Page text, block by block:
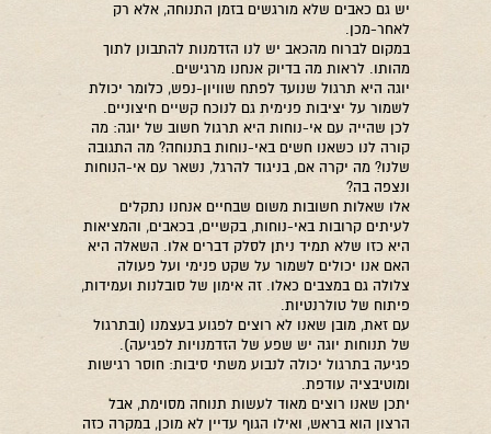
יש גם כאבים שלא מורגשים בזמן התנוחה, אלא רק
לאחר-מכן.
במקום לברוח מהכאב יש לנו הזדמנות להתבונן לתוך
מהותו. לראות מה בדיוק אנחנו מרגישים.
יוגה היא תרגול שנועד לפתח שוויון-נפש, כלומר יכולת
לשמור על יציבות פנימית גם לנוכח קשיים חיצוניים.
לכן שהייה עם אי-נוחות היא תרגול חשוב של יוגה: מה
קורה לנו כשאנו חשים באי-נוחות בתנוחה? מה התגובה
שלנו? מה יקרה אם, בניגוד להרגל, נשאר עם אי-הנוחות
ונצפה בה?
אלו שאלות חשובות משום שבחיים אנחנו נתקלים
לעיתים קרובות באי-נוחות, בקשיים, בכאבים, והמציאות
היא כזו שלא תמיד ניתן לסלק דברים אלו. השאלה היא
האם אנו יכולים לשמור על שקט פנימי ועל פעולה
צלולה גם במצבים כאלו. זה אימון של סובלנות ועמידות,
פיתוח של טולרנטיות.
עם זאת, מובן שאנו לא רוצים לפגוע בעצמנו (ובתרגול
של תנוחות יוגה יש שפע של הזדמנויות לפגיעה).
פגיעה בתרגול יכולה לנבוע משתי סיבות: חוסר רגישות
ומוטיבציה עודפת.
יתכן שאנו רוצים מאוד לעשות תנוחה מסוימת, אבל
הרצון הוא בראש, ואילו הגוף עדיין לא מוכן, במקרה כזה